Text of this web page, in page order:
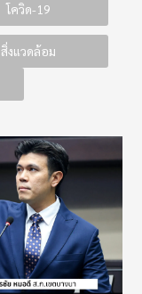
โควิด-19
สิ่งแวดล้อม